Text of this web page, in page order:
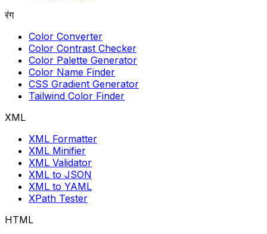
रंग
Color Converter
Color Contrast Checker
Color Palette Generator
Color Name Finder
CSS Gradient Generator
Tailwind Color Finder
XML
XML Formatter
XML Minifier
XML Validator
XML to JSON
XML to YAML
XPath Tester
HTML